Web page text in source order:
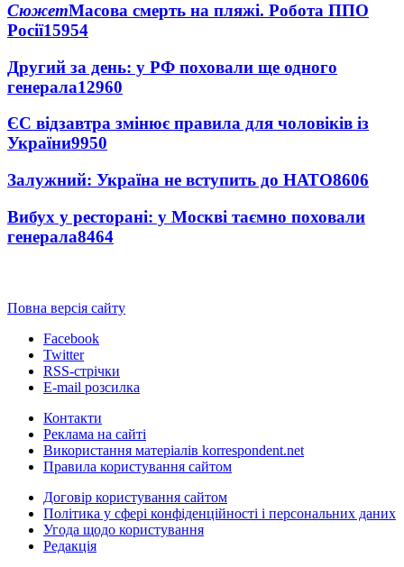
СюжетМасова смерть на пляжі. Робота ППО
Росії15954
Другий за день: у РФ поховали ще одного
генерала12960
ЄС відзавтра змінює правила для чоловіків із
України9950
Залужний: Україна не вступить до НАТО8606
Вибух у ресторані: у Москві таємно поховали
генерала8464
Повна версія сайту
Facebook
Twitter
RSS-стрічки
E-mail розсилка
Контакти
Реклама на сайті
Використання матеріалів korrespondent.net
Правила користування сайтом
Договір користування сайтом
Політика у сфері конфіденційності і персональних даних
Угода щодо користування
Редакція